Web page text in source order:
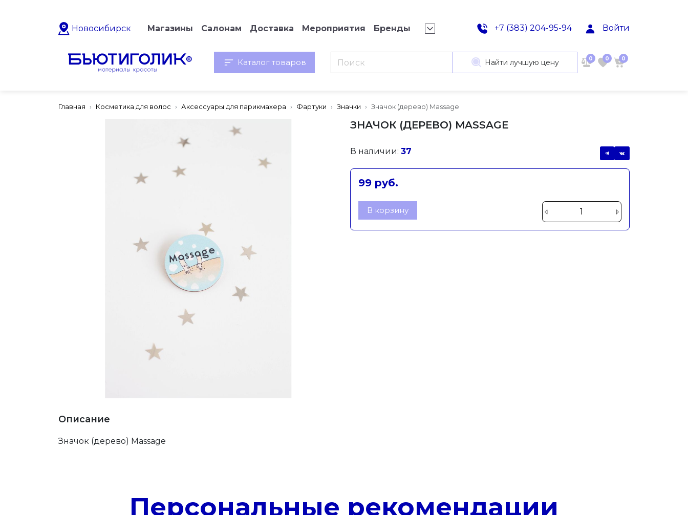
Новосибирск Магазины Салонам Доставка Мероприятия Бренды +7 (383) 204-95-94 Войти
Каталог товаров Найти лучшую цену 0 0 0
Главная Косметика для волос Аксессуары для парикмахера Фартуки Значки Значок (дерево) Massage
ЗНАЧОК (ДЕРЕВО) MASSAGE
В наличии: 37
99 руб.
В корзину
Описание
Значок (дерево) Massage
Персональные рекомендации